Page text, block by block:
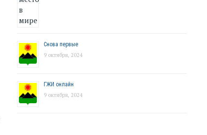
Снова первые
9 октября, 2024
ГЖИ онлайн
9 октября, 2024